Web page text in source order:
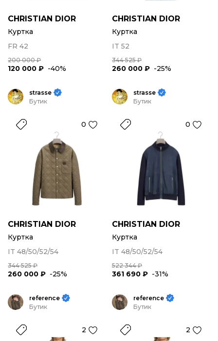
CHRISTIAN DIOR
Куртка
FR 42
200 000 ₽
120 000 ₽ -40%
CHRISTIAN DIOR
Куртка
IT 52
344 525 ₽
260 000 ₽ -25%
strasse
Бутик
0
CHRISTIAN DIOR
Куртка
IT 48/50/52/54
344 525 ₽
260 000 ₽ -25%
strasse
Бутик
0
CHRISTIAN DIOR
Куртка
IT 48/50/52/54
522 344 ₽
361 690 ₽ -31%
reference
Бутик
2
reference
Бутик
2